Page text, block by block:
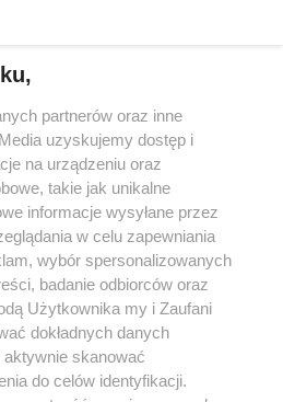
nie może być powielany i
w jakikolwiek sposób (w
na jakimkolwiek polu
włącznie z umieszczaniem w Internecie
praw. Jakiekolwiek użycie lub
lub w części z naruszeniem prawa, tzn.
pod groźbą kary i może być ścigane
partnerów oraz inne
uzyskujemy dostęp i
na urządzeniu oraz
takie jak unikalne
informacje wysyłane przez
w celu zapewniania
wybór spersonalizowanych
badanie odbiorców oraz
Użytkownika my i Zaufani
dokładnych danych
skanować
do celów identyfikacji.